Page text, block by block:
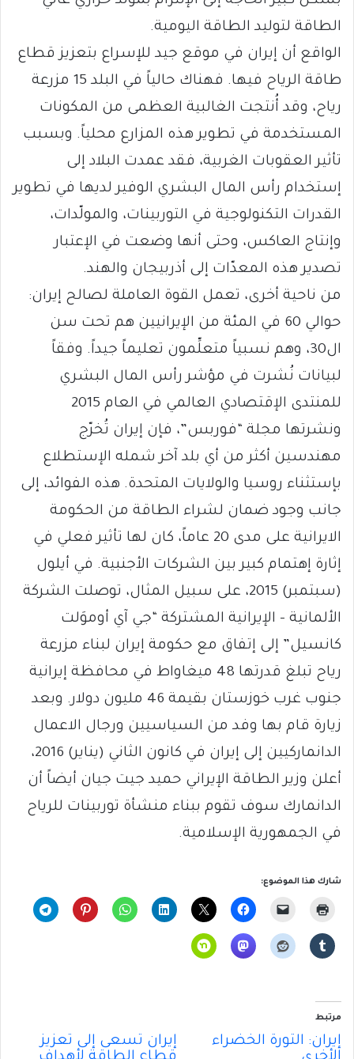
الطاقة لتوليد الطاقة اليومية.
الواقع أن إيران في موقع جيد للإسراع بتعزيز قطاع
طاقة الرياح فيها. فهناك حالياً في البلد 15 مزرعة
رياح، وقد أُنتجت الغالبية العظمى من المكونات
المستخدمة في تطوير هذه المزارع محلياً. وبسبب
تأثير العقوبات الغربية، فقد عمدت البلاد إلى
إستخدام رأس المال البشري الوفير لديها في تطوير
القدرات التكنولوجية في التوربينات، والمولّدات،
وإنتاج العاكس، وحتى أنها وضعت في الإعتبار
تصدير هذه المعدّات إلى أذربيجان والهند.
من ناحية أخرى، تعمل القوة العاملة لصالح إيران:
حوالي 60 في المئة من الإيرانيين هم تحت سن
ال30، وهم نسبياً متعلِّمون تعليماً جيداً. وفقاً
لبيانات نُشرت في مؤشر رأس المال البشري
للمنتدى الإقتصادي العالمي في العام 2015
ونشرتها مجلة “فوربس”، فإن إيران تُخرّج
مهندسين أكثر من أي بلد آخر شمله الإستطلاع
بإستثناء روسيا والولايات المتحدة. هذه الفوائد، إلى
جانب وجود ضمان لشراء الطاقة من الحكومة
الايرانية على مدى 20 عاماً، كان لها تأثير فعلي في
إثارة إهتمام كبير بين الشركات الأجنبية. في أيلول
(سبتمبر) 2015، على سبيل المثال، توصلت الشركة
الألمانية – الإيرانية المشتركة “جي آي أوموَلت
كانسيل” إلى إتفاق مع حكومة إيران لبناء مزرعة
رياح تبلغ قدرتها 48 ميغاواط في محافظة إيرانية
جنوب غرب خوزستان بقيمة 46 مليون دولار. وبعد
زيارة قام بها وفد من السياسيين ورجال الاعمال
الدانماركيين إلى إيران في كانون الثاني (يناير) 2016،
أعلن وزير الطاقة الإيراني حميد جيت جيان أيضاً أن
الدانمارك سوف تقوم ببناء منشأة توربينات للرياح
في الجمهورية الإسلامية.
شارك هذا الموضوع:
مرتبط
إيران: الثورة الخضراء
إيران تسعى إلى تعزيز